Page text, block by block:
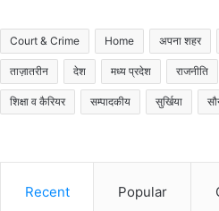
Court & Crime Home अपना शहर
ताज़ातरीन देश मध्य प्रदेश राजनीति
शिक्षा व कैरियर सम्पादकीय सुर्खिया
Recent Popular